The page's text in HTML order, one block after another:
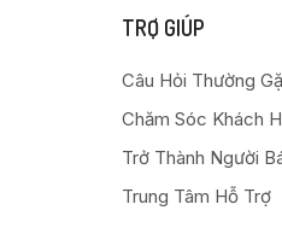
TRỢ GIÚP
Câu Hỏi Thường
Chăm Sóc Khách
Trở Thành Người
Trung Tâm Hỗ Trợ